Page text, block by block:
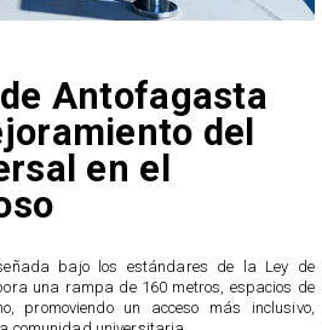
Aegypti:
Urbano"
de la
de Antofagasta
abandonada, donde el pasado 24
mosquito Aedes Aegypti, constituyendo el